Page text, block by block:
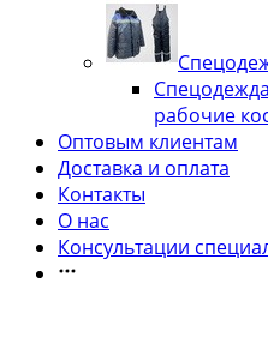
рабочие
Оптовым клиентам
Доставка и оплата
Контакты
О нас
Консультации